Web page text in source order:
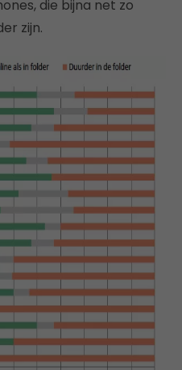
die bijna net zo
zijn.